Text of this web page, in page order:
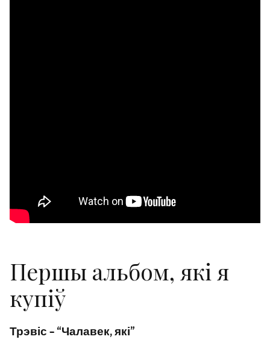
Першы альбом, які я
купіў
Трэвіс – “Чалавек, які”